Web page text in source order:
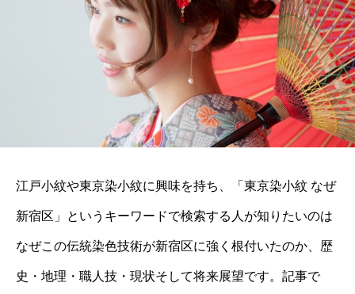
江戸小紋や東京染小紋に興味を持ち、「東京染小紋 なぜ
新宿区」というキーワードで検索する人が知りたいのは
なぜこの伝統染色技術が新宿区に強く根付いたのか、歴
史・地理・職人技・現状そして将来展望です。記事で